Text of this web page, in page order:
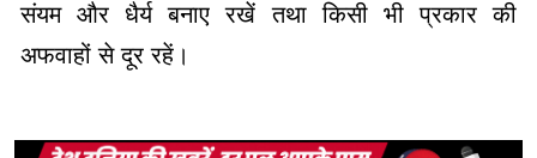
संयम और धैर्य बनाए रखें तथा किसी भी प्रकार की
अफवाहों से दूर रहें।